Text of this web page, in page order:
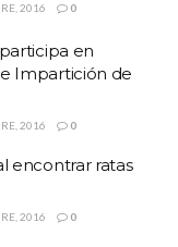
2016 0
en
Impartición de
2016 0
encontrar ratas
2016 0